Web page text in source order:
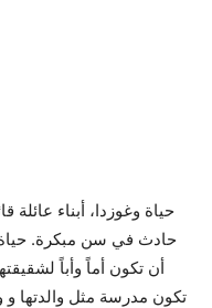
حياة وغوزدا، أبناء
حادث في سن مبكرة. حياة
أن تكون أماً وأباً
تكون مدرسة مثل والدتها و